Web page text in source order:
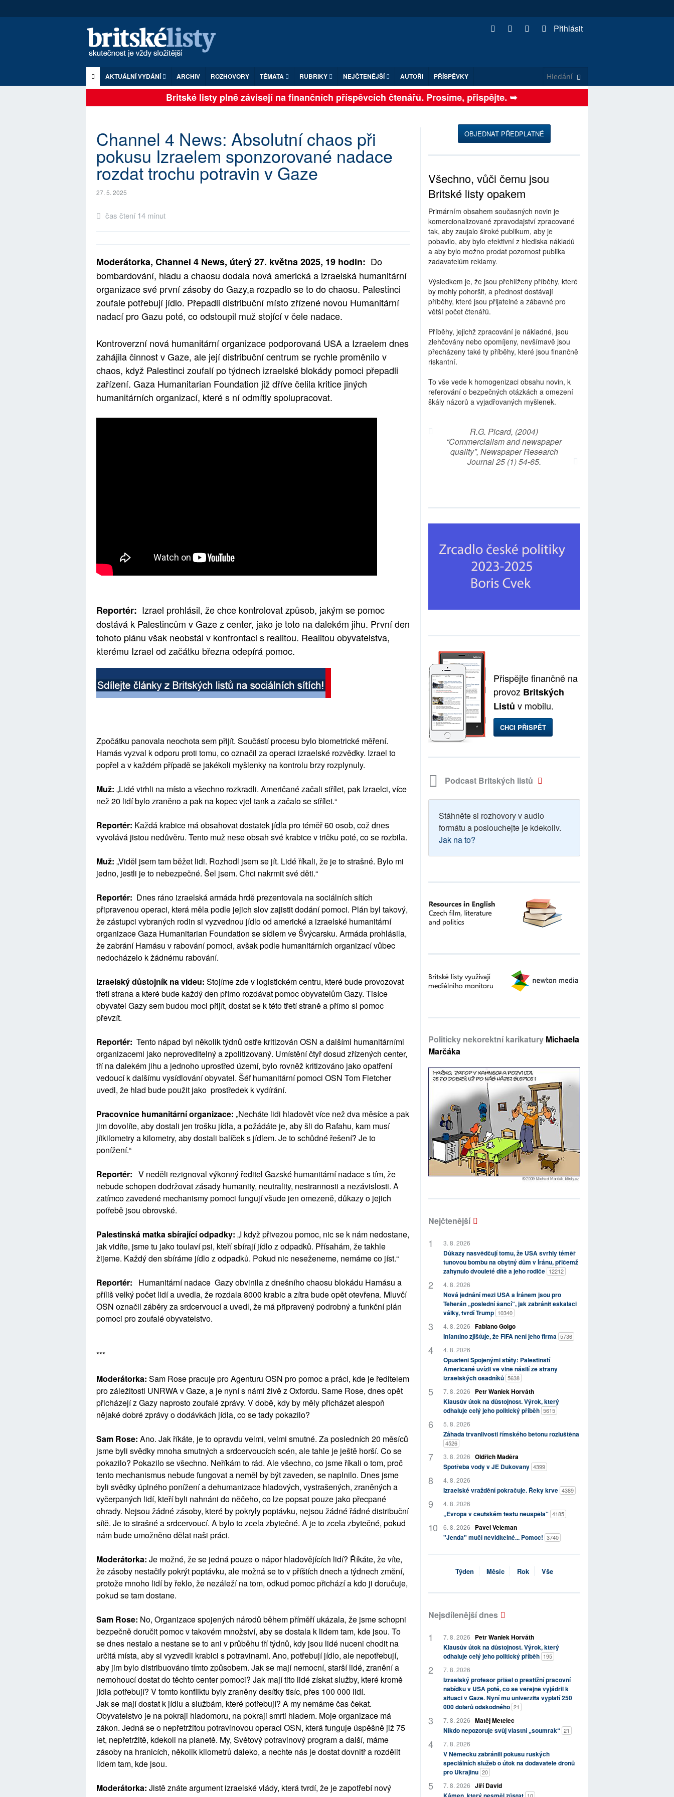
Přihlásit
AKTUÁLNÍ VYDÁNÍ ARCHIV ROZHOVORY TÉMATA RUBRIKY NEJČTENĚJŠÍ AUTOŘI PŘÍSPĚVKY
Britské listy plně závisejí na finančních příspěvcích čtenářů. Prosíme, přispějte. ➥
Channel 4 News: Absolutní chaos při
pokusu Izraelem sponzorované nadace
rozdat trochu potravin v Gaze
27. 5. 2025
čas čtení 14 minut
Moderátorka, Channel 4 News, úterý 27. května 2025, 19 hodin: Do
bombardování, hladu a chaosu dodala nová americká a izraelská humanitární
organizace své první zásoby do Gazy,a rozpadlo se to do chaosu. Palestinci
zoufale potřebují jídlo. Přepadli distribuční místo zřízené novou Humanitární
nadací pro Gazu poté, co odstoupil muž stojící v čele nadace.
Kontroverzní nová humanitární organizace podporovaná USA a Izraelem dnes
zahájila činnost v Gaze, ale její distribuční centrum se rychle proměnilo v
chaos, když Palestinci zoufalí po týdnech izraelské blokády pomoci přepadli
zařízení. Gaza Humanitarian Foundation již dříve čelila kritice jiných
humanitárních organizací, které s ní odmítly spolupracovat.
Reportér: Izrael prohlásil, že chce kontrolovat způsob, jakým se pomoc
dostává k Palestincům v Gaze z center, jako je toto na dalekém jihu. První den
tohoto plánu však neobstál v konfrontaci s realitou. Realitou obyvatelstva,
kterému Izrael od začátku března odepírá pomoc.
Zpočátku panovala neochota sem přijít. Součástí procesu bylo biometrické měření.
Hamás vyzval k odporu proti tomu, co označil za operaci izraelské rozvědky. Izrael to
popřel a v každém případě se jakékoli myšlenky na kontrolu brzy rozplynuly.
Muž: „Lidé vtrhli na místo a všechno rozkradli. Američané začali střílet, pak Izraelci, více
než 20 lidí bylo zraněno a pak na kopec vjel tank a začalo se střílet.“
Reportér: Každá krabice má obsahovat dostatek jídla pro téměř 60 osob, což dnes
vyvolává jistou nedůvěru. Tento muž nese obsah své krabice v tričku poté, co se rozbila.
Muž: „Viděl jsem tam běžet lidi. Rozhodl jsem se jít. Lidé říkali, že je to strašné. Bylo mi
jedno, jestli je to nebezpečné. Šel jsem. Chci nakrmit své děti.“
Reportér: Dnes ráno izraelská armáda hrdě prezentovala na sociálních sítích
připravenou operaci, která měla podle jejich slov zajistit dodání pomoci. Plán byl takový,
že zástupci vybraných rodin si vyzvednou jídlo od americké a izraelské humanitární
organizace Gaza Humanitarian Foundation se sídlem ve Švýcarsku. Armáda prohlásila,
že zabrání Hamásu v rabování pomoci, avšak podle humanitárních organizací vůbec
nedocházelo k žádnému rabování.
Izraelský důstojník na videu: Stojíme zde v logistickém centru, které bude provozovat
třetí strana a které bude každý den přímo rozdávat pomoc obyvatelům Gazy. Tisíce
obyvatel Gazy sem budou moci přijít, dostat se k této třetí straně a přímo si pomoc
převzít.
Reportér: Tento nápad byl několik týdnů ostře kritizován OSN a dalšími humanitárními
organizacemi jako neproveditelný a zpolitizovaný. Umístění čtyř dosud zřízených center,
tří na dalekém jihu a jednoho uprostřed území, bylo rovněž kritizováno jako opatření
vedoucí k dalšímu vysídlování obyvatel. Šéf humanitární pomoci OSN Tom Fletcher
uvedl, že hlad bude použit jako prostředek k vydírání.
Pracovnice humanitární organizace: „Necháte lidi hladovět více než dva měsíce a pak
jim dovolíte, aby dostali jen trošku jídla, a požádáte je, aby šli do Rafahu, kam musí
jítkilometry a kilometry, aby dostali balíček s jídlem. Je to schůdné řešení? Je to
ponížení.“
Reportér: V neděli rezignoval výkonný ředitel Gazské humanitární nadace s tím, že
nebude schopen dodržovat zásady humanity, neutrality, nestrannosti a nezávislosti. A
zatímco zavedené mechanismy pomoci fungují všude jen omezeně, důkazy o jejich
potřebě jsou obrovské.
Palestinská matka sbírající odpadky: „I když přivezou pomoc, nic se k nám nedostane,
jak vidíte, jsme tu jako toulaví psi, kteří sbírají jídlo z odpadků. Přísahám, že takhle
žijeme. Každý den sbíráme jídlo z odpadků. Pokud nic neseženeme, nemáme co jíst.“
Reportér: Humanitární nadace Gazy obvinila z dnešního chaosu blokádu Hamásu a
příliš velký počet lidí a uvedla, že rozdala 8000 krabic a zítra bude opět otevřena. Mluvčí
OSN označil záběry za srdcervoucí a uvedl, že má připravený podrobný a funkční plán
pomoci pro zoufalé obyvatelstvo.
***
Moderátorka: Sam Rose pracuje pro Agenturu OSN pro pomoc a práci, kde je ředitelem
pro záležitosti UNRWA v Gaze, a je nyní s námi živě z Oxfordu. Same Rose, dnes opět
přicházejí z Gazy naprosto zoufalé zprávy. V době, kdy by měly přicházet alespoň
nějaké dobré zprávy o dodávkách jídla, co se tady pokazilo?
Sam Rose: Ano. Jak říkáte, je to opravdu velmi, velmi smutné. Za posledních 20 měsíců
jsme byli svědky mnoha smutných a srdcervoucích scén, ale tahle je ještě horší. Co se
pokazilo? Pokazilo se všechno. Neříkám to rád. Ale všechno, co jsme říkali o tom, proč
tento mechanismus nebude fungovat a neměl by být zaveden, se naplnilo. Dnes jsme
byli svědky úplného ponížení a dehumanizace hladových, vystrašených, zraněných a
vyčerpaných lidí, kteří byli nahnáni do něčeho, co lze popsat pouze jako přecpané
ohrady. Nejsou žádné zásoby, které by pokryly poptávku, nejsou žádné řádné distribuční
sítě. Je to strašné a srdcervoucí. A bylo to zcela zbytečné. A je to zcela zbytečné, pokud
nám bude umožněno dělat naši práci.
Moderátorka: Je možné, že se jedná pouze o nápor hladovějících lidí? Říkáte, že víte,
že zásoby nestačily pokrýt poptávku, ale možná se to v příštích dnech a týdnech změní,
protože mnoho lidí by řeklo, že nezáleží na tom, odkud pomoc přichází a kdo ji doručuje,
pokud se tam dostane.
Sam Rose: No, Organizace spojených národů během příměří ukázala, že jsme schopni
bezpečně doručit pomoc v takovém množství, aby se dostala k lidem tam, kde jsou. To
se dnes nestalo a nestane se to ani v průběhu tří týdnů, kdy jsou lidé nuceni chodit na
určitá místa, aby si vyzvedli krabici s potravinami. Ano, potřebují jídlo, ale nepotřebují,
aby jim bylo distribuováno tímto způsobem. Jak se mají nemocní, starší lidé, zranění a
nemohoucí dostat do těchto center pomoci? Jak mají tito lidé získat služby, které kromě
jídla potřebují? V tomto konfliktu byly zraněny desítky tisíc, přes 100 000 lidí.
Jak se mají dostat k jídlu a službám, které potřebují? A my nemáme čas čekat.
Obyvatelstvo je na pokraji hladomoru, na pokraji smrti hladem. Moje organizace má
zákon. Jedná se o nepřetržitou potravinovou operaci OSN, která funguje úspěšně již 75
let, nepřetržitě, kdekoli na planetě. My, Světový potravinový program a další, máme
zásoby na hranicích, několik kilometrů daleko, a nechte nás je dostat dovnitř a rozdělit
lidem tam, kde jsou.
Moderátorka: Jistě znáte argument izraelské vlády, která tvrdí, že je zapotřebí nový
OBJEDNAT PŘEDPLATNÉ
Všechno, vůči čemu jsou
Britské listy opakem
Primárním obsahem současných novin je
komercionalizované zpravodajství zpracované
tak, aby zaujalo široké publikum, aby je
pobavilo, aby bylo efektivní z hlediska nákladů
a aby bylo možno prodat pozornost publika
zadavatelům reklamy.
Výsledkem je, že jsou přehlíženy příběhy, které
by mohly pohoršit, a přednost dostávají
příběhy, které jsou přijatelné a zábavné pro
větší počet čtenářů.
Příběhy, jejichž zpracování je nákladné, jsou
zlehčovány nebo opomíjeny, nevšímavě jsou
přecházeny také ty příběhy, které jsou finančně
riskantní.
To vše vede k homogenizaci obsahu novin, k
referování o bezpečných otázkách a omezení
škály názorů a vyjadřovaných myšlenek.
R.G. Picard, (2004)
“Commercialism and newspaper
quality”, Newspaper Research
Journal 25 (1) 54-65.
Přispějte finančně na
provoz Britských
Listů v mobilu.
CHCI PŘISPĚT
Podcast Britských listů
Stáhněte si rozhovory v audio
formátu a poslouchejte je kdekoliv.
Jak na to?
Politicky nekorektní karikatury Michaela
Marčáka
Nejčtenější
3. 8. 2026
Důkazy nasvědčují tomu, že USA svrhly téměř
tunovou bombu na obytný dům v Íránu, přičemž
zahynulo dvouleté dítě a jeho rodiče 12212
4. 8. 2026
Nová jednání mezi USA a Íránem jsou pro
Teherán „poslední šancí“, jak zabránit eskalaci
války, tvrdí Trump 10340
4. 8. 2026 Fabiano Golgo
Infantino zjišťuje, že FIFA není jeho firma 5736
4. 8. 2026
Opuštěni Spojenými státy: Palestinští
Američané uvízli ve vlně násilí ze strany
izraelských osadníků 5638
7. 8. 2026
Petr Waniek Horváth
Klausův útok na důstojnost. Výrok, který
odhaluje celý jeho politický příběh 5615
5. 8. 2026
Záhada trvanlivosti římského betonu rozluštěna
4526
3. 8. 2026 Oldřich Maděra
Spotřeba vody v JE Dukovany 4399
4. 8. 2026
Izraelské vraždění pokračuje. Řeky krve 4389
4. 8. 2026
„Evropa v ceutském testu neuspěla“ 4185
6. 8. 2026
Pavel Veleman
"Jenda" mučí neviditelné... Pomoc! 3740
Týden Měsíc Rok Vše
Nejsdílenější dnes
7. 8. 2026
Petr Waniek Horváth
Klausův útok na důstojnost. Výrok, který
odhaluje celý jeho politický příběh 195
7. 8. 2026
Izraelský profesor přišel o prestižní pracovní
nabídku v USA poté, co se veřejně vyjádřil k
situaci v Gaze. Nyní mu univerzita vyplatí 250
000 dolarů odškodného 21
7. 8. 2026 Matěj Metelec
Nikdo nepozoruje svůj vlastní „soumrak“ 21
7. 8. 2026
V Německu zabránili pokusu ruských
speciálních služeb o útok na dodavatele dronů
pro Ukrajinu 20
7. 8. 2026 Jiří David